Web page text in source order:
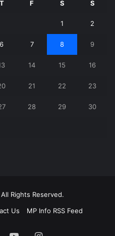
T F S S
1 2
6 7 8 9
14 15 16
21 22 23
28 29 30
Rights Reserved.
Us MP Info RSS Feed